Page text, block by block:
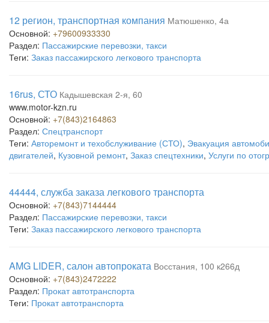
12 регион, транспортная компания Матюшенко, 4а
Основной: +79600933330
Раздел: Пассажирские перевозки, такси
Теги: Заказ пассажирского легкового транспорта
16rus, СТО Кадышевская 2-я, 60
www.motor-kzn.ru
Основной: +7(843)2164863
Раздел: Спецтранспорт
Теги: Авторемонт и техобслуживание (СТО), Эвакуация
двигателей, Кузовной ремонт, Заказ спецтехники, Услуги по
44444, служба заказа легкового транспорта
Основной: +7(843)7144444
Раздел: Пассажирские перевозки, такси
Теги: Заказ пассажирского легкового транспорта
AMG LIDER, салон автопроката Восстания, 100 к266д
Основной: +7(843)2472222
Раздел: Прокат автотранспорта
Теги: Прокат автотранспорта